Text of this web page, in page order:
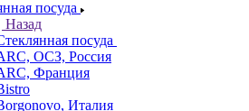
посуда
Назад
посуда
ОСЗ, Россия
Франция
Италия